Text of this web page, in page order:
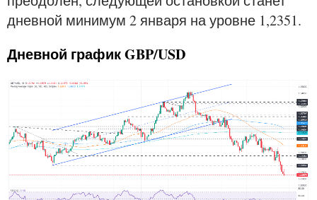
дневной минимум 2 января на уровне 1,2351.
Дневной график GBP/USD